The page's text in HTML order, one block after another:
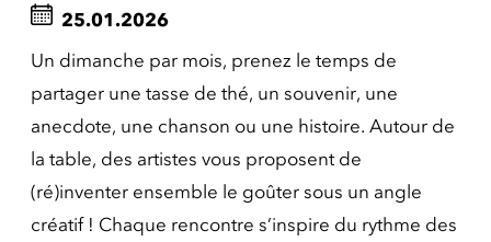
25.01.2026
Un dimanche par mois, prenez le temps de
partager une tasse de thé, un souvenir, une
anecdote, une chanson ou une histoire. Autour de
la table, des artistes vous proposent de
(ré)inventer ensemble le goûter sous un angle
créatif ! Chaque rencontre s’inspire du rythme des